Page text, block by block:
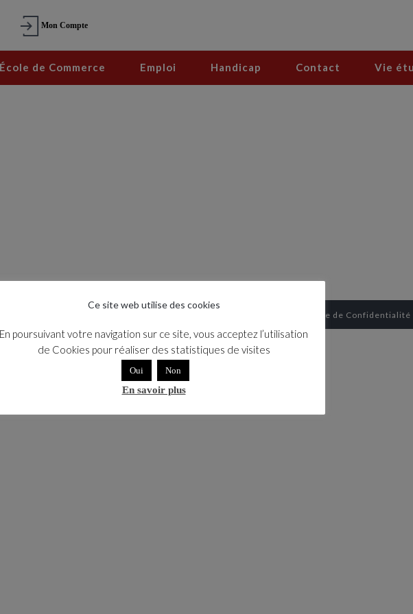
Mon Compte
École de Commerce Emploi Handicap Contact Vie
de vente Politique de Confidentialité
Ce site web utilise des cookies
En poursuivant votre navigation sur ce site, vous acceptez l’utilisation
de Cookies pour réaliser des statistiques de visites
Oui Non
En savoir plus